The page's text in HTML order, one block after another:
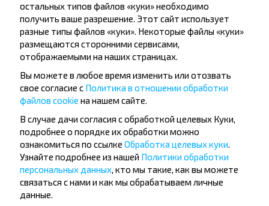
Подписаться
Популярные автобусные
направления
Орша - Могилёв
Минск - Несвиж
Минск - Могилёв
Минск - Пинск
Минск - Брест
Минск - Барановичи
Гомель - Минск
Брест - Тересполь
Брест - Беловежская Пуща
остальных типов файлов «куки» необходимо
получить ваше разрешение. Этот сайт использует
разные типы файлов «куки». Некоторые файлы «куки»
размещаются сторонними сервисами,
отображаемыми на наших страницах.
Вы можете в любое время изменить или отозвать
свое согласие с Политика в отношении обработки
файлов cookie на нашем сайте.
В случае дачи согласия с обработкой целевых Куки,
подробнее о порядке их обработки можно
ознакомиться по ссылке Обработка целевых куки.
Узнайте подробнее из нашей Политики обработки
персональных данных, кто мы такие, как вы можете
связаться с нами и как мы обрабатываем личные
данные.